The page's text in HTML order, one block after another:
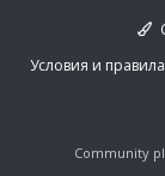
Условия и правила
Community